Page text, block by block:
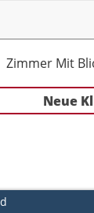
Zimmer Mit
Neue